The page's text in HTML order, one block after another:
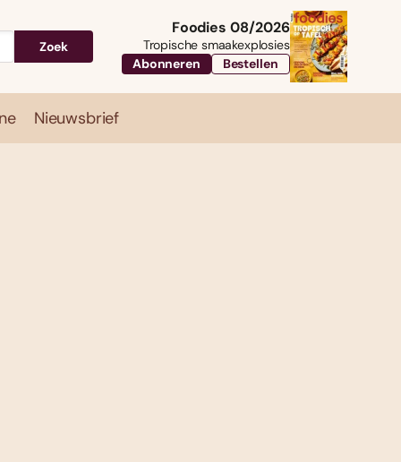
Zoek
Foodies 08/2026
Tropische smaakexplosies
Abonneren
Bestellen
Nieuwsbrief